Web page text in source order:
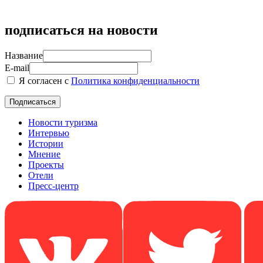
подписаться на новости
Название
E-mail
Я согласен с Политика конфиденциальности
Новости туризма
Интервью
Истории
Мнение
Проекты
Отели
Пресс-центр